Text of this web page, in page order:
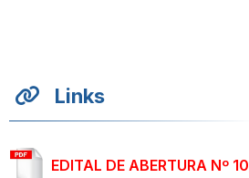
Links
EDITAL DE ABERTURA Nº